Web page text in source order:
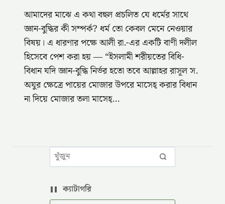
আমাদের মাঝে এ কথা বহুল প্রচলিত যে ধর্মের সাথে
জ্ঞান-বুদ্ধির কী সম্পর্ক? ধর্ম তো কেবল মেনে নেওয়ার
বিষয়। এ ধারণার পক্ষে আলী রা.-এর একটি বাণী দলীল
হিসেবে পেশ করা হয় — “ইসলামী শরীয়তের বিধি-
বিধান যদি জ্ঞান-বুদ্ধি নির্ভর হতো তবে আল্লাহর রাসূল স.
অযুর ক্ষেত্রে পায়ের মোজার উপরে মাসেহ্ করার বিধান
না দিয়ে মোজার তলা মাসেহ্…
ক্যাটাগরি